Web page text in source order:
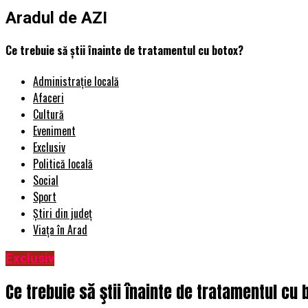
Aradul de AZI
Ce trebuie să ştii înainte de tratamentul cu botox?
Administrație locală
Afaceri
Cultură
Eveniment
Exclusiv
Politică locală
Social
Sport
Știri din județ
Viața în Arad
Exclusiv
Ce trebuie să ştii înainte de tratamentul cu